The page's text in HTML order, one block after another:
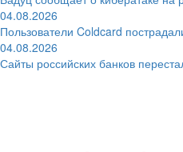
04.08.2026
Пользователи Coldcard
04.08.2026
Сайты российских банков